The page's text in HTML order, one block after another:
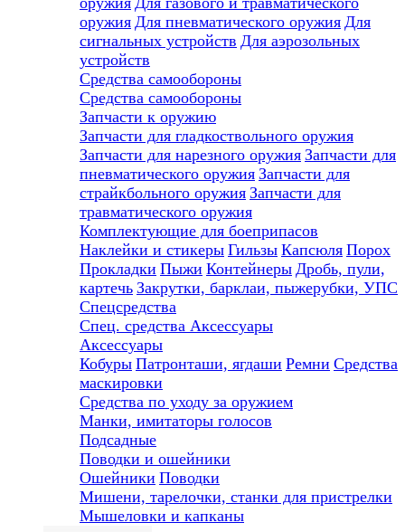
оружия Для пневматического оружия Для
сигнальных устройств Для аэрозольных
устройств
Средства самообороны
Средства самообороны
Запчасти к оружию
Запчасти для гладкоствольного оружия
Запчасти для нарезного оружия Запчасти для
пневматического оружия Запчасти для
страйкбольного оружия Запчасти для
травматического оружия
Комплектующие для боеприпасов
Наклейки и стикеры Гильзы Капсюля Порох
Прокладки Пыжи Контейнеры Дробь, пули,
картечь Закрутки, барклаи, пыжерубки, УПС
Спецсредства
Спец. средства Аксессуары
Аксессуары
Кобуры Патронташи, ягдаши Ремни Средства
маскировки
Средства по уходу за оружием
Манки, имитаторы голосов
Подсадные
Поводки и ошейники
Ошейники Поводки
Мишени, тарелочки, станки для пристрелки
Мышеловки и капканы